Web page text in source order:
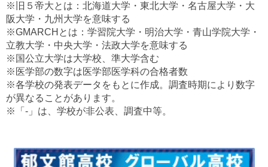
埼玉栄高等学校
ブックマークした学校
ブックマークした学校はありません
※旧５帝大とは：北海道大学・東北大学・名古屋大学・大
阪大学・九州大学を意味する
※GMARCHとは：学習院大学・明治大学・青山学院大学・
立教大学・中央大学・法政大学を意味する
※国公立大学は大学校、準大学含む
※医学部の数字は医学部医学科の合格者数
※各学校の発表データをもとに作成。調査時期により数字
が異なることがあります。
※「-」は、学校が非公表、調査中等。